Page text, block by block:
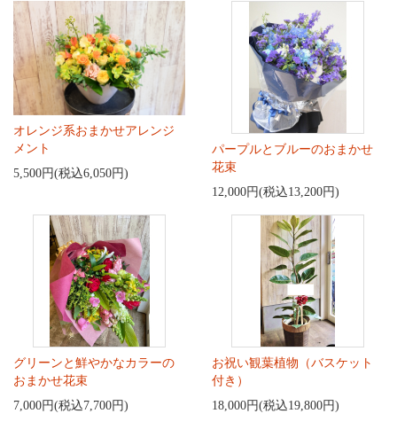
オレンジ系おまかせアレンジ
メント
5,500円(税込6,050円)
パープルとブルーのおまかせ
花束
12,000円(税込13,200円)
グリーンと鮮やかなカラーの
おまかせ花束
7,000円(税込7,700円)
お祝い観葉植物（バスケット
付き）
18,000円(税込19,800円)